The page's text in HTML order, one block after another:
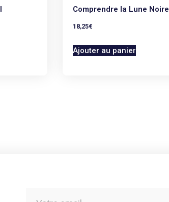
Comprendre la Lune Noire
18,25€
Ajouter au panier